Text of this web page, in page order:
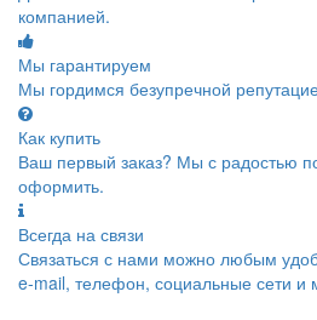
компанией.
Мы гарантируем
Мы гордимся безупречной
Как купить
Ваш первый заказ? Мы с радостью
оформить.
Всегда на связи
Связаться с нами можно любым
e-mail, телефон, социальные сети и